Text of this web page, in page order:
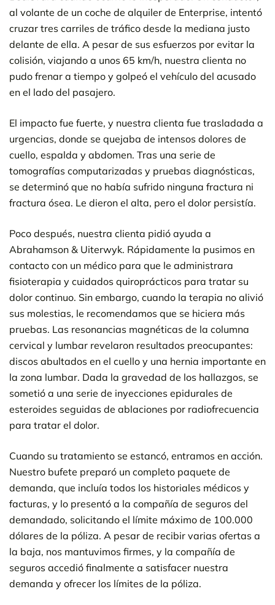
al volante de un coche de alquiler de Enterprise, intentó
cruzar tres carriles de tráfico desde la mediana justo
delante de ella. A pesar de sus esfuerzos por evitar la
colisión, viajando a unos 65 km/h, nuestra clienta no
pudo frenar a tiempo y golpeó el vehículo del acusado
en el lado del pasajero.
El impacto fue fuerte, y nuestra clienta fue trasladada a
urgencias, donde se quejaba de intensos dolores de
cuello, espalda y abdomen. Tras una serie de
tomografías computarizadas y pruebas diagnósticas,
se determinó que no había sufrido ninguna fractura ni
fractura ósea. Le dieron el alta, pero el dolor persistía.
Poco después, nuestra clienta pidió ayuda a
Abrahamson & Uiterwyk. Rápidamente la pusimos en
contacto con un médico para que le administrara
fisioterapia y cuidados quiroprácticos para tratar su
dolor continuo. Sin embargo, cuando la terapia no alivió
sus molestias, le recomendamos que se hiciera más
pruebas. Las resonancias magnéticas de la columna
cervical y lumbar revelaron resultados preocupantes:
discos abultados en el cuello y una hernia importante en
la zona lumbar. Dada la gravedad de los hallazgos, se
sometió a una serie de inyecciones epidurales de
esteroides seguidas de ablaciones por radiofrecuencia
para tratar el dolor.
Cuando su tratamiento se estancó, entramos en acción.
Nuestro bufete preparó un completo paquete de
demanda, que incluía todos los historiales médicos y
facturas, y lo presentó a la compañía de seguros del
demandado, solicitando el límite máximo de 100.000
dólares de la póliza. A pesar de recibir varias ofertas a
la baja, nos mantuvimos firmes, y la compañía de
seguros accedió finalmente a satisfacer nuestra
demanda y ofrecer los límites de la póliza.